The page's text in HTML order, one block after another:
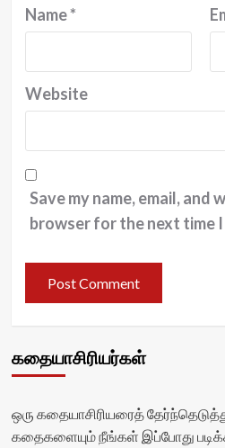
Name*
Website
Save my name, email, and
browser for the next time
கதையாசிரியர்கள்
ஒரு கதையாசிரியரைத்
கதைகளையும் நீங்கள் இப்போது